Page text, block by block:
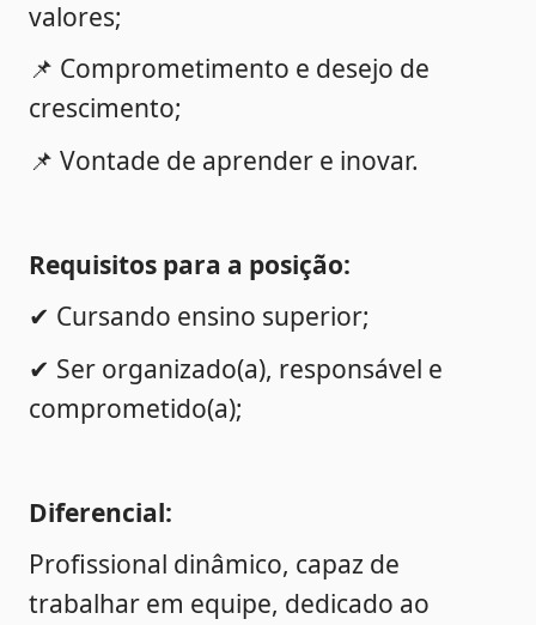
valores;
📌 Comprometimento e desejo de
crescimento;
📌 Vontade de aprender e inovar.
Requisitos para a posição:
✔ Cursando ensino superior;
✔ Ser organizado(a), responsável e
comprometido(a);
Diferencial:
Profissional dinâmico, capaz de
trabalhar em equipe, dedicado ao